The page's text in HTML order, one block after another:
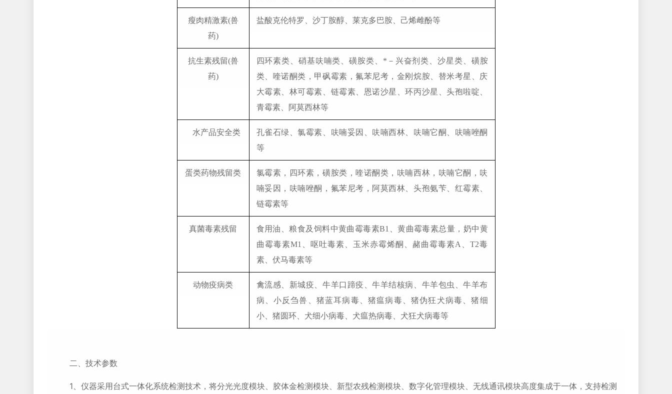
瘦肉精激素(兽
药)
盐酸克伦特罗、沙丁胺醇、莱克多巴胺、己烯雌酚等
抗生素残留(兽
药)
四环素类、硝基呋喃类、磺胺类、* －兴奋剂类、沙星类、磺胺
类、喹诺酮类，甲砜霉素，氟苯尼考，金刚烷胺、替米考星、庆
大霉素、林可霉素、链霉素、恩诺沙星、环丙沙星、头孢啦啶、
青霉素、阿莫西林等
水产品安全类
孔雀石绿、氯霉素、呋喃妥因、呋喃西林、呋喃它酮、呋喃唑酮
等
蛋类药物残留类
氯霉素，四环素，磺胺类，喹诺酮类，呋喃西林，呋喃它酮，呋
喃妥因，呋喃唑酮，氟苯尼考，阿莫西林、头孢氨苄、红霉素、
链霉素等
真菌毒素残留
食用油、粮食及饲料中黄曲霉毒素B1、黄曲霉毒素总量，奶中黄
曲霉毒素M1、呕吐毒素、玉米赤霉烯酮、赭曲霉毒素A、T2毒
素、伏马毒素等
动物疫病类
禽流感、新城疫、牛羊口蹄疫、牛羊结核病、牛羊包虫、牛羊布
病、小反刍兽、猪蓝耳病毒、猪瘟病毒、猪伪狂犬病毒、猪细
小、猪圆环、犬细小病毒、犬瘟热病毒、犬狂犬病毒等
二、技术参数
1、仪器采用台式一体化系统检测技术，将分光光度模块、胶体金检测模块、新型农残检测模块、数字化管理模块、无线通讯模块高度集成于一体，支持检测